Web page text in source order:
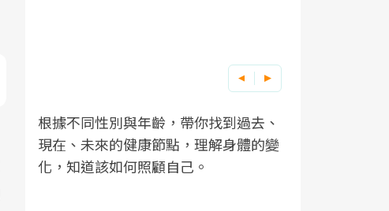
根據不同性別與年齡，帶你找到過去、
現在、未來的健康節點，理解身體的變
化，知道該如何照顧自己。